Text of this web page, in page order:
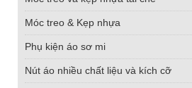
Móc treo & Kẹp nhựa
Phụ kiện áo sơ mi
Nút áo nhiều chất liệu và kích cỡ